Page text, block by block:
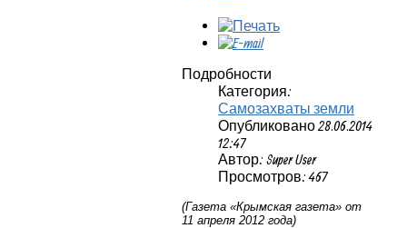
Подробности
Категория:
Самозахваты земли
Опубликовано 28.06.2014
12:47
Автор: Super User
Просмотров: 467
(Газета «Крымская газета» от
11 апреля 2012 года)